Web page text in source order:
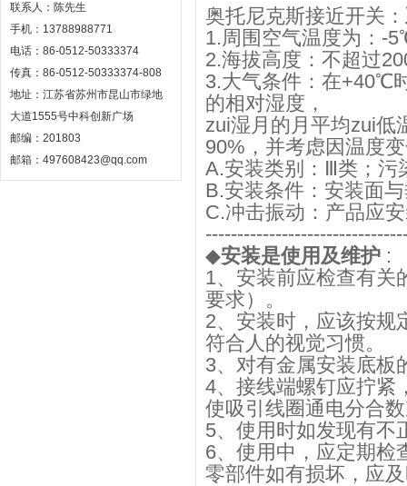
联系人：陈先生
手机：13788988771
电话：86-0512-50333374
传真：86-0512-50333374-808
地址：江苏省苏州市昆山市绿地
大道1555号中科创新广场
邮编：201803
邮箱：497608423@qq.com
奥托尼克斯接近开关：
1.周围空气温度为：-
2.海拔高度：不超过
3.大气条件：在+40℃
的相对湿度，
zui湿月的月平均zui
90%，并考虑因温度
A.安装类别：Ⅲ类；污
B.安装条件：安装面
C.冲击振动：产品应
◆安装是使用及维护 :
1、安装前应检查有关
要求）。
2、安装时，应该按规
符合人的视觉习惯。
3、对有金属安装底
4、接线端螺钉应拧紧
使吸引线圈通电分合
5、使用时如发现有不
6、使用中，应定期检
零部件如有损坏，应